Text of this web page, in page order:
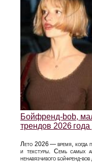
Бойфренд‑bob,
трендов 2026
Лето 2026 — время, когда
и текстуры. Семь самых
ненавязчивого